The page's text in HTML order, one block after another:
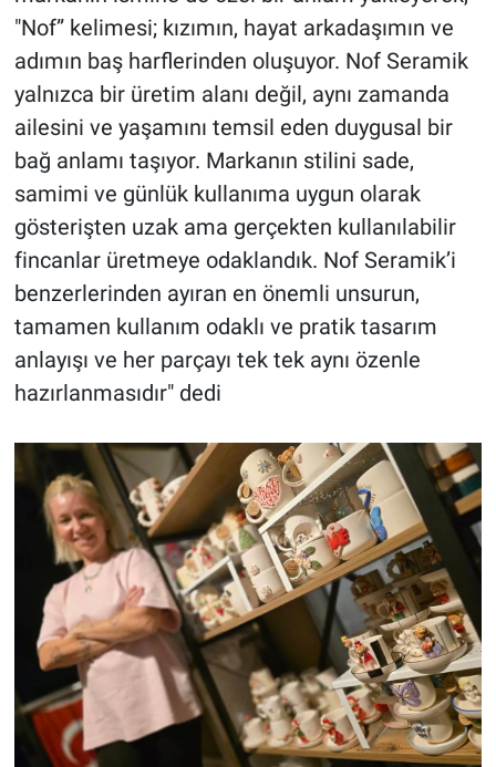
"Nof” kelimesi; kızımın, hayat arkadaşımın ve
adımın baş harflerinden oluşuyor. Nof Seramik
yalnızca bir üretim alanı değil, aynı zamanda
ailesini ve yaşamını temsil eden duygusal bir
bağ anlamı taşıyor. Markanın stilini sade,
samimi ve günlük kullanıma uygun olarak
gösterişten uzak ama gerçekten kullanılabilir
fincanlar üretmeye odaklandık. Nof Seramik’i
benzerlerinden ayıran en önemli unsurun,
tamamen kullanım odaklı ve pratik tasarım
anlayışı ve her parçayı tek tek aynı özenle
hazırlanmasıdır" dedi